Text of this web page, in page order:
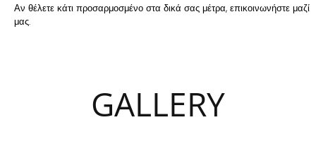
Αν θέλετε κάτι προσαρμοσμένο στα δικά σας μέτρα, επικοινωνήστε μαζί
μας.
GALLERY